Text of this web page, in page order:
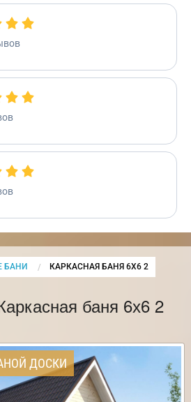
БАНИ CURRENT:
КАРКАСНАЯ БАНЯ 6Х6 2
баня 6х6 2
ДОСКИ